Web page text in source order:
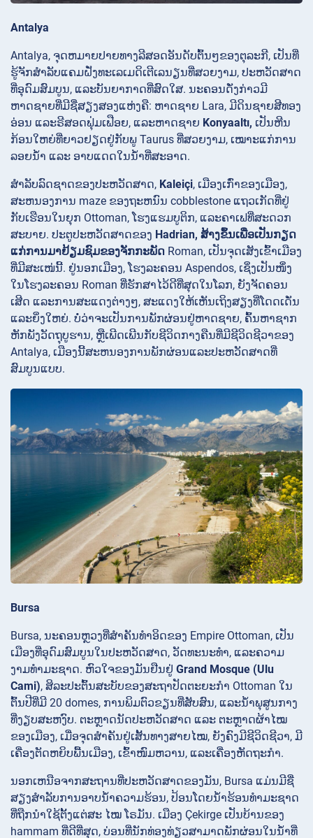
Antalya
Antalya, ຈຸດຫມາຍປາຍທາງລີສອດອັນດັບຕົ້ນໆຂອງຕຸລະກີ, ເປັນທີ່
ຮູ້ຈັກສໍາລັບແຄມຝັ່ງທະເລເມດິເຕີເລນຽນທີ່ສວຍງາມ, ປະຫວັດສາດ
ທີ່ອຸດົມສົມບູນ, ແລະບັນຍາກາດທີ່ສົດໃສ. ນະຄອນດັ່ງກ່າວມີ
ຫາດຊາຍທີ່ມີຊື່ສຽງສອງແຫ່ງຄື: ຫາດຊາຍ Lara, ມີດິນຊາຍສີທອງ
ອ່ອນ ແລະຣີສອດຟຸ່ມເຟືອຍ, ແລະຫາດຊາຍ Konyaaltı, ເປັນຫີນ
ກ້ອນໃຫຍ່ທີ່ຍາວຢຽດຢູ່ກັບພູ Taurus ທີ່ສວຍງາມ, ເໝາະແກ່ການ
ລອຍນ້ຳ ແລະ ອາບແດດໃນນ້ຳທີ່ສະອາດ.
ສໍາລັບລົດຊາດຂອງປະຫວັດສາດ, Kaleiçi, ເມືອງເກົ່າຂອງເມືອງ,
ສະຫນອງການ maze ຂອງຖະຫນົນ cobblestone ແຖວເກັດທີ່ຢູ່
ກັບເຮືອນໃນຍຸກ Ottoman, ໂຮງແຮມບູຕິກ, ແລະຄາເຟທີ່ສະດວກ
ສະບາຍ. ປະຕູປະຫວັດສາດຂອງ Hadrian, ສ້າງຂຶ້ນເພື່ອເປັນກຽດ
ແກ່ການມາຢ້ຽມຊົມຂອງຈັກກະພັດ Roman, ເປັນຈຸດເສັງເຂົ້າເມືອງ
ທີ່ມີສະເໜ່ນີ້. ຢູ່ນອກເມືອງ, ໂຮງລະຄອນ Aspendos, ເຊິ່ງເປັນໜຶ່ງ
ໃນໂຮງລະຄອນ Roman ທີ່ຮັກສາໄວ້ດີທີ່ສຸດໃນໂລກ, ຍັງຈັດຄອນ
ເສີດ ແລະການສະແດງຕ່າງໆ, ສະແດງໃຫ້ເຫັນເຖິງສຽງທີ່ໂດດເດັ່ນ
ແລະຍິ່ງໃຫຍ່. ບໍ່ວ່າຈະເປັນການພັກຜ່ອນຢູ່ຫາດຊາຍ, ຄົ້ນຫາຊາກ
ຫັກພັງວັດຖຸບູຮານ, ຫຼືເພີດເພີນກັບຊີວິດກາງຄືນທີ່ມີຊີວິດຊີວາຂອງ
Antalya, ເມືອງນີ້ສະຫນອງການພັກຜ່ອນແລະປະຫວັດສາດທີ່
ສົມບູນແບບ.
Bursa
Bursa, ນະຄອນຫຼວງທີ່ສໍາຄັນທໍາອິດຂອງ Empire Ottoman, ເປັນ
ເມືອງທີ່ອຸດົມສົມບູນໃນປະຫວັດສາດ, ວັດທະນະທໍາ, ແລະຄວາມ
ງາມທໍາມະຊາດ. ຫົວໃຈຂອງມັນຢືນຢູ່ Grand Mosque (Ulu
Cami), ສິລະປະຕົ້ນສະບັບຂອງສະຖາປັດຕະຍະກໍາ Ottoman ໃນ
ຕົ້ນປີທີ່ມີ 20 domes, ການພິມຕົວຂຽນທີ່ສັບສົນ, ແລະນ້ໍາພຸສູນກາງ
ທີ່ງຽບສະຫງົບ. ຕະຫຼາດນັດປະຫວັດສາດ ແລະ ຕະຫຼາດຜ້າໄໝ
ຂອງເມືອງ, ເມື່ອຈຸດສຳຄັນຢູ່ເສັ້ນທາງສາຍໄໝ, ຍັງຄົງມີຊີວິດຊີວາ, ມີ
ເຄື່ອງຕັດຫຍິບພື້ນເມືອງ, ເຂົ້າໜົມຫວານ, ແລະເຄື່ອງຫັດຖະກຳ.
ນອກເຫນືອຈາກສະຖານທີ່ປະຫວັດສາດຂອງມັນ, Bursa ແມ່ນມີຊື່
ສຽງສໍາລັບການອາບນ້ໍາຄວາມຮ້ອນ, ປ້ອນໂດຍນ້ໍາຮ້ອນທໍາມະຊາດ
ທີ່ຖືກນໍາໃຊ້ຕັ້ງແຕ່ສະ ໄໝ ໂຣມັນ. ເມືອງ Çekirge ເປັນບ້ານຂອງ
hammam ທີ່ດີທີ່ສຸດ, ບ່ອນທີ່ນັກທ່ອງທ່ຽວສາມາດພັກຜ່ອນໃນນ້ໍາທີ່